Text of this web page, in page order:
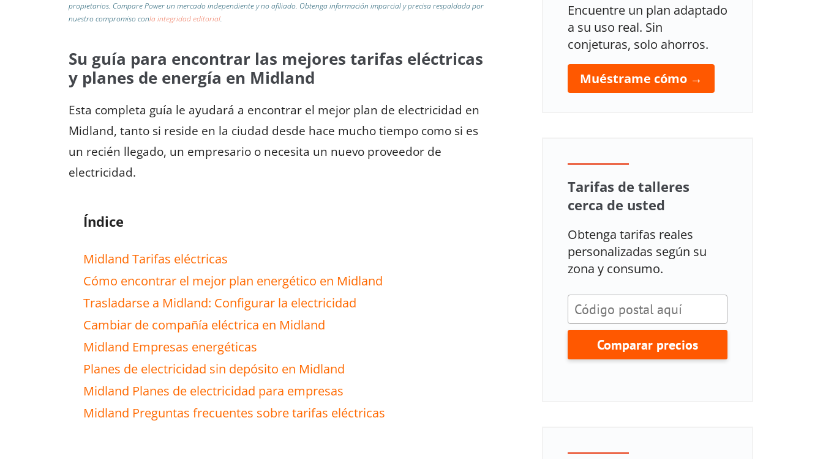
propietarios. Compare Power un mercado independiente y no afiliado. Obtenga información imparcial y precisa respaldada por
nuestro compromiso conla integridad editorial.
Su guía para encontrar las mejores tarifas eléctricas
y planes de energía en Midland
Esta completa guía le ayudará a encontrar el mejor plan de electricidad en
Midland, tanto si reside en la ciudad desde hace mucho tiempo como si es
un recién llegado, un empresario o necesita un nuevo proveedor de
electricidad.
Índice
Midland Tarifas eléctricas
Cómo encontrar el mejor plan energético en Midland
Trasladarse a Midland: Configurar la electricidad
Cambiar de compañía eléctrica en Midland
Midland Empresas energéticas
Planes de electricidad sin depósito en Midland
Midland Planes de electricidad para empresas
Midland Preguntas frecuentes sobre tarifas eléctricas
Encuentre un plan adaptado
a su uso real. Sin
conjeturas, solo ahorros.
Muéstrame cómo →
Tarifas de talleres
cerca de usted
Obtenga tarifas reales
personalizadas según su
zona y consumo.
Comparar precios